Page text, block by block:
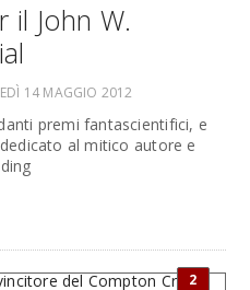
il John W.
14 MAGGIO 2012
premi fantascientifici, e
al mitico autore e
2